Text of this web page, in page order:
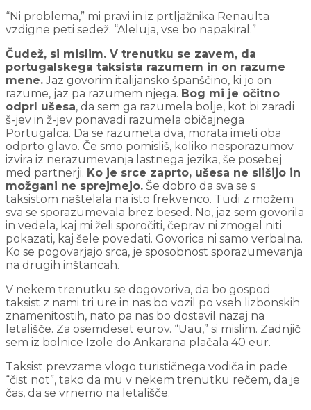
“Ni problema,” mi pravi in iz prtljažnika Renaulta
vzdigne peti sedež. “Aleluja, vse bo napakiral.”
Čudež, si mislim. V trenutku se zavem, da
portugalskega taksista razumem in on razume
mene.Jaz govorim italijansko španščino, ki jo on
razume, jaz pa razumem njega. Bog mi je očitno
odprl ušesa, da sem ga razumela bolje, kot bi zaradi
š-jev in ž-jev ponavadi razumela običajnega
Portugalca. Da se razumeta dva, morata imeti oba
odprto glavo. Če smo pomisliš, koliko nesporazumov
izvira iz nerazumevanja lastnega jezika, še posebej
med partnerji. Ko je srce zaprto, ušesa ne slišijo in
možgani ne sprejmejo. Še dobro da sva se s
taksistom naštelala na isto frekvenco. Tudi z možem
sva se sporazumevala brez besed. No, jaz sem govorila
in vedela, kaj mi želi sporočiti, čeprav ni zmogel niti
pokazati, kaj šele povedati. Govorica ni samo verbalna.
Ko se pogovarjajo srca, je sposobnost sporazumevanja
na drugih inštancah.
V nekem trenutku se dogovoriva, da bo gospod
taksist z nami tri ure in nas bo vozil po vseh lizbonskih
znamenitostih, nato pa nas bo dostavil nazaj na
letališče. Za osemdeset eurov. “Uau,” si mislim. Zadnjič
sem iz bolnice Izole do Ankarana plačala 40 eur.
Taksist prevzame vlogo turističnega vodiča in pade
“čist not”, tako da mu v nekem trenutku rečem, da je
čas, da se vrnemo na letališče.